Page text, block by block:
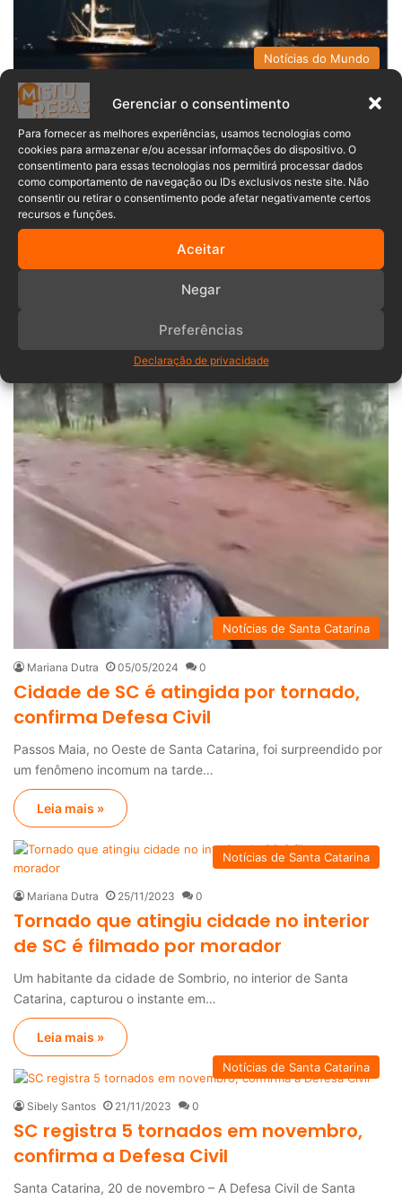
Gerenciar o consentimento
Para fornecer as melhores experiências, usamos tecnologias como
cookies para armazenar e/ou acessar informações do dispositivo. O
consentimento para essas tecnologias nos permitirá processar dados
como comportamento de navegação ou IDs exclusivos neste site. Não
consentir ou retirar o consentimento pode afetar negativamente certos
recursos e funções.
Aceitar
Negar
Preferências
Declaração de privacidade
Notícias do Mundo
Patrícia Hadlich 19/08/2024
Iate de bilionário é afundado por
tornado raro; há 1 morto e 6
desaparecidos
Um tornado – considerado raro no mar Mediterrâneo – afundou
o iate do bilionário Mike…
Notícias de Santa Catarina
Mariana Dutra 05/05/2024 0
Cidade de SC é atingida por tornado,
confirma Defesa Civil
Passos Maia, no Oeste de Santa Catarina, foi surpreendido por
um fenômeno incomum na tarde…
Leia mais »
Notícias de Santa Catarina
Mariana Dutra 25/11/2023 0
Tornado que atingiu cidade no interior
de SC é filmado por morador
Um habitante da cidade de Sombrio, no interior de Santa
Catarina, capturou o instante em…
Leia mais »
Notícias de Santa Catarina
Sibely Santos 21/11/2023 0
SC registra 5 tornados em novembro,
confirma a Defesa Civil
Santa Catarina, 20 de novembro – A Defesa Civil de Santa